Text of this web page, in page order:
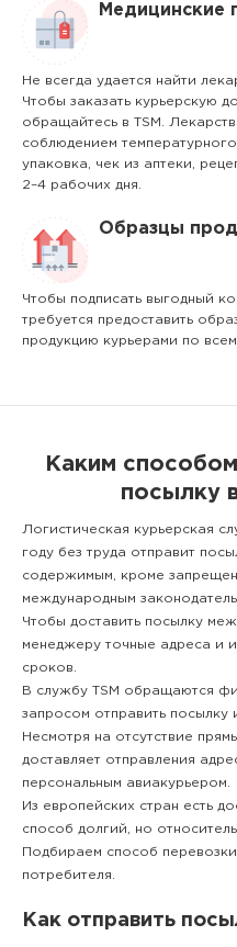
Медицинские
Не всегда удается найти
Чтобы заказать курьерскую
обращайтесь в TSM.
соблюдением
упаковка, чек из аптеки,
2–4 рабочих дня.
Образцы
Чтобы подписать выгодный
требуется предоставить
продукцию курьерами по
Каким
посылку
Логистическая курьерская
году без труда отправит
содержимым, кроме
международным
Чтобы доставить посылку
менеджеру точные адреса и
сроков.
В службу TSM обращаются
запросом отправить посылку
Несмотря на отсутствие
доставляет отправления
персональным авиакурьером.
Из европейских стран есть
способ долгий, но
Подбираем способ
потребителя.
Как отправить